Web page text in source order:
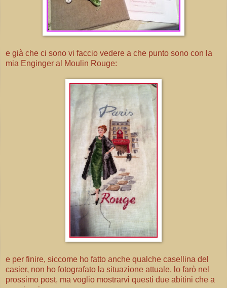
e già che ci sono vi faccio vedere a che punto sono con la
mia Enginger al Moulin Rouge:
e per finire, siccome ho fatto anche qualche casellina del
casier, non ho fotografato la situazione attuale, lo farò nel
prossimo post, ma voglio mostrarvi questi due abitini che a